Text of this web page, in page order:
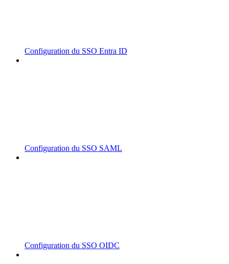
Configuration du SSO Entra ID
Configuration du SSO SAML
Configuration du SSO OIDC